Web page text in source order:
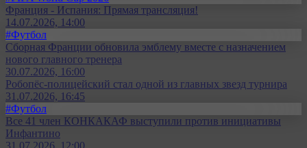
Франция - Испания: Прямая трансляция!
14.07.2026, 14:00
#Футбол
Сборная Франции обновила эмблему вместе с назначением
нового главного тренера
30.07.2026, 16:00
Робопёс-полицейский стал одной из главных звезд турнира
31.07.2026, 16:45
#Футбол
Все 41 член КОНКАКАФ выступили против инициативы
Инфантино